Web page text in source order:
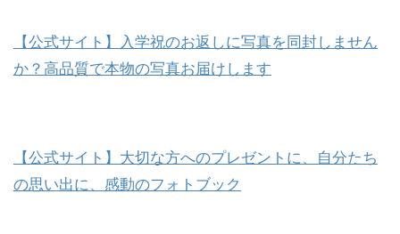
【公式サイト】入学祝のお返しに写真を同封しません
か？高品質で本物の写真お届けします
【公式サイト】大切な方へのプレゼントに、自分たち
の思い出に、感動のフォトブック